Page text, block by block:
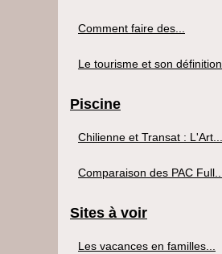
Comment faire des...
Le tourisme et son définition
Piscine
Chilienne et Transat : L'Art...
Comparaison des PAC Full...
Sites à voir
Les vacances en familles...